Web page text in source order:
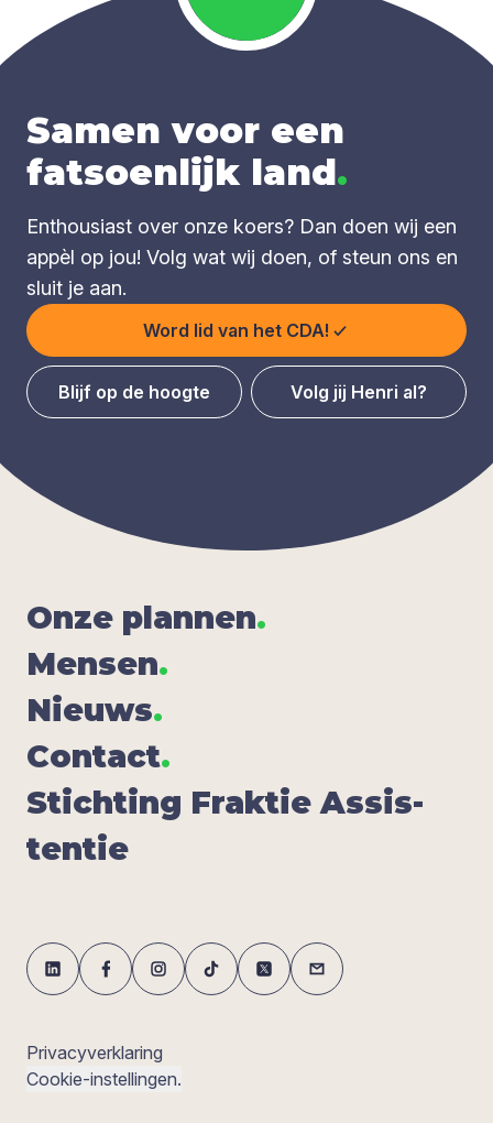
Samen voor een
fatsoenlijk land.
Enthousiast over onze koers? Dan doen wij een
appèl op jou! Volg wat wij doen, of steun ons en
sluit je aan.
Word lid van het CDA!
Blijf op de hoogte Volg jij Henri al?
Onze plan­nen.
Men­sen.
Nieuws.
Con­tact.
Stich­ting Frak­tie Assis­
ten­tie
Privacyverklaring
Cookie-instellingen.